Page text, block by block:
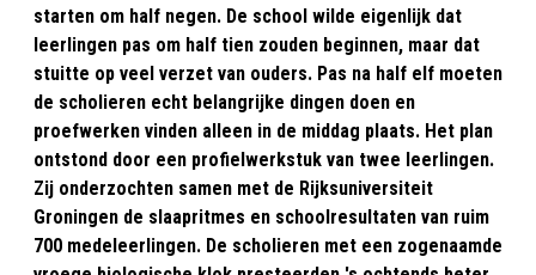
starten om half negen. De school wilde eigenlijk dat
leerlingen pas om half tien zouden beginnen, maar dat
stuitte op veel verzet van ouders. Pas na half elf moeten
de scholieren echt belangrijke dingen doen en
proefwerken vinden alleen in de middag plaats. Het plan
ontstond door een profielwerkstuk van twee leerlingen.
Zij onderzochten samen met de Rijksuniversiteit
Groningen de slaapritmes en schoolresultaten van ruim
700 medeleerlingen. De scholieren met een zogenaamde